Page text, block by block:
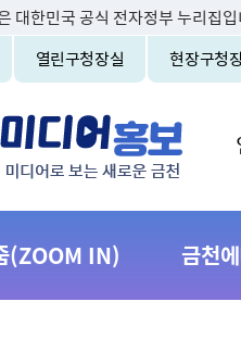
대한민국 공식 전자정부 누리집
열린구청장실 현장구청
(ZOOM IN) 금천